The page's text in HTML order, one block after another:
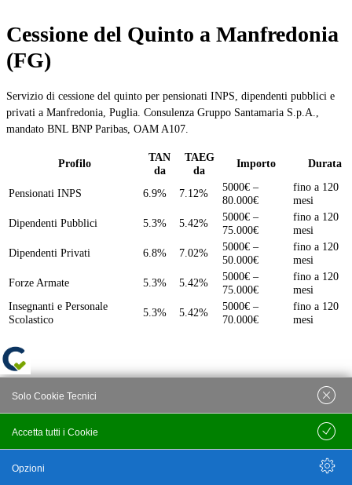
Cessione del Quinto a Manfredonia
(FG)
Servizio di cessione del quinto per pensionati INPS, dipendenti pubblici e
privati a Manfredonia, Puglia. Consulenza Gruppo Santamaria S.p.A.,
mandato BNL BNP Paribas, OAM A107.
Profilo
TAN
da
TAEG
da
Importo Durata
Pensionati INPS 6.9% 7.12%
5000€ –
80.000€
fino a 120
mesi
Dipendenti Pubblici
5.3% 5.42%
5000€ –
75.000€
fino a 120
mesi
Dipendenti Privati
6.8% 7.02%
5000€ –
50.000€
fino a 120
mesi
Forze Armate
5.3% 5.42%
5000€ –
75.000€
fino a 120
mesi
Insegnanti e Personale
Scolastico
5.3% 5.42%
5000€ –
70.000€
fino a 120
mesi
Accetta tutti i Cookie
Solo Cookie Tecnici
Salva
Opzioni